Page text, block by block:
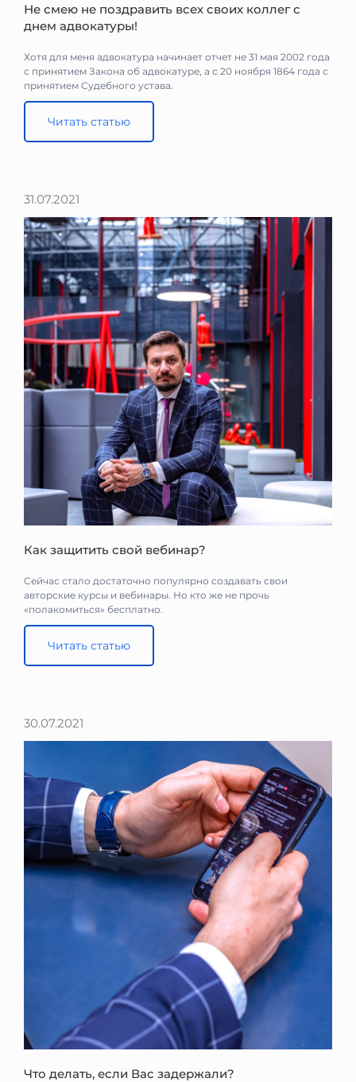
Не смею не поздравить всех своих коллег с
днем адвокатуры!
Хотя для меня адвокатура начинает отчет не 31 мая 2002 года
с принятием Закона об адвокатуре, а с 20 ноября 1864 года с
принятием Судебного устава.
Читать статью
31.07.2021
Как защитить свой вебинар?
Сейчас стало достаточно популярно создавать свои
авторские курсы и вебинары. Но кто же не прочь
«полакомиться» бесплатно. ⠀
Читать статью
30.07.2021
Что делать, если Вас задержали?